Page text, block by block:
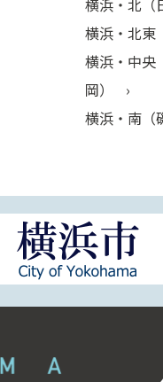
横浜・北（
横浜・北東
横浜・中央
岡）
横浜・南（